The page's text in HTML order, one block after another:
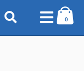
0